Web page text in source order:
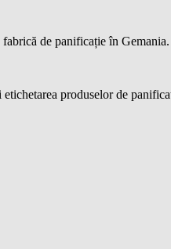
de panificație în Gemania.
produselor de